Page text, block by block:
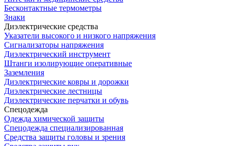
Бесконтактные термометры
Знаки
Диэлектрические средства
Указатели высокого и низкого напряжения
Сигнализаторы напряжения
Диэлектрический инструмент
Штанги изолирующие оперативные
Заземления
Диэлектрические ковры и дорожки
Диэлектрические лестницы
Диэлектрические перчатки и обувь
Спецодежда
Одежда химической защиты
Спецодежда специализированная
Средства защиты головы и зрения